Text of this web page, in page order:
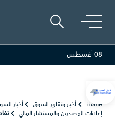
السعودية
08 أغسطس
Home أخبار وتقارير السوق
أخبار
إعلانات المصدرين والمستشار المالي